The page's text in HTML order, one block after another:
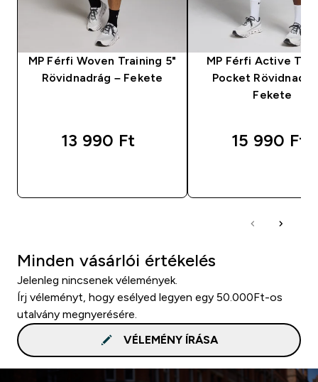
MP Férfi Woven Training 5"
Rövidnadrág – Fekete
13 990 Ft‎
MP Férfi Active
Pocket
Fekete
15 990 Ft‎
Minden vásárlói értékelés
Jelenleg nincsenek vélemények.
Írj véleményt, hogy esélyed legyen egy 50.000Ft-os
utalvány megnyerésére.
VÉLEMÉNY ÍRÁSA